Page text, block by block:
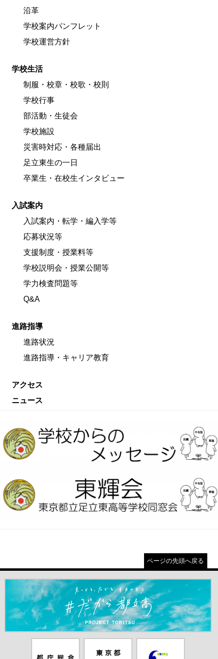
沿革
学校案内パンフレット
学校運営方針
学校生活
制服・校章・校歌・校則
学校行事
部活動・生徒会
学校施設
災害時対応・各種届出
足立東生の一日
卒業生・在校生インタビュー
入試案内
入試案内・転学・編入学等
応募状況等
支援制度・授業料等
学校説明会・授業公開等
学力検査問題等
Q&A
進路指導
進路状況
進路指導・キャリア教育
アクセス
ニュース
ページの先頭へ戻る
＃だから都立高（別ウインドウが開きます）
ムページ（別
員会（別ウイ
ピーキングテ